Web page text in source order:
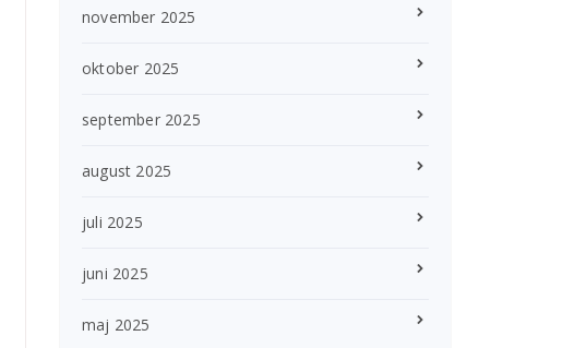
november 2025
oktober 2025
september 2025
august 2025
juli 2025
juni 2025
maj 2025